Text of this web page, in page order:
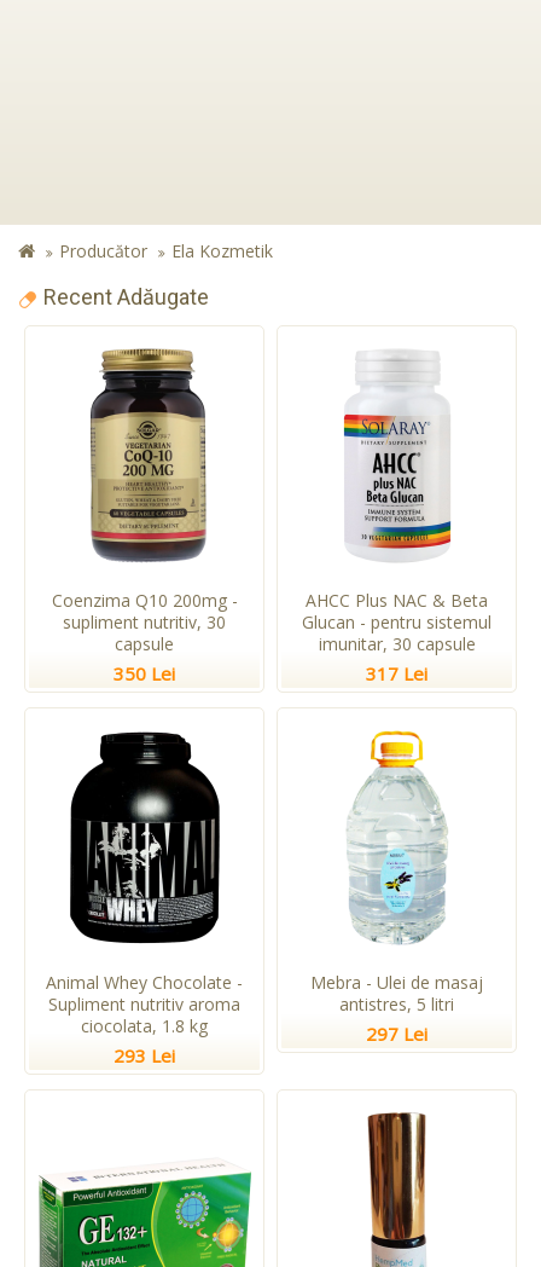
Producător Ela Kozmetik
Recent Adăugate
Coenzima Q10 200mg -
supliment nutritiv, 30
capsule
350 Lei
AHCC Plus NAC & Beta
Glucan - pentru sistemul
imunitar, 30 capsule
317 Lei
Animal Whey Chocolate -
Supliment nutritiv aroma
ciocolata, 1.8 kg
293 Lei
Mebra - Ulei de masaj
antistres, 5 litri
297 Lei